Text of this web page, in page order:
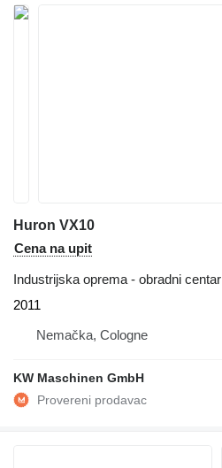
Huron VX10
Cena na upit
Industrijska oprema - obradni centar
2011
Nemačka, Cologne
KW Maschinen GmbH